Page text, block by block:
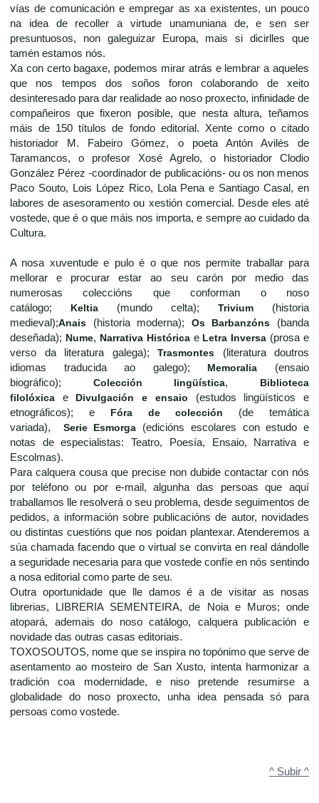
vías de comunicación e empregar as xa existentes, un pouco
na idea de recoller a virtude unamuniana de, e sen ser
presuntuosos, non galeguizar Europa, mais si dicirlles que
tamén estamos nós.
Xa con certo bagaxe, podemos mirar atrás e lembrar a aqueles
que nos tempos dos soños foron colaborando de xeito
desinteresado para dar realidade ao noso proxecto, infinidade de
compañeiros que fixeron posible, que nesta altura, teñamos
máis de 150 títulos de fondo editorial. Xente como o citado
historiador M. Fabeiro Gómez, o poeta Antón Avilés de
Taramancos, o profesor Xosé Agrelo, o historiador Clodio
González Pérez -coordinador de publicacións- ou os non menos
Paco Souto, Lois López Rico, Lola Pena e Santiago Casal, en
labores de asesoramento ou xestión comercial. Desde eles até
vostede, que é o que máis nos importa, e sempre ao cuidado da
Cultura.
A nosa xuventude e pulo é o que nos permite traballar para
mellorar e procurar estar ao seu carón por medio das
numerosas coleccións que conforman o noso
catálogo; Keltia (mundo celta); Trivium (historia
medieval);Anais (historia moderna); Os Barbanzóns (banda
deseñada); Nume, Narrativa Históricae Letra Inversa (prosa e
verso da literatura galega); Trasmontes (literatura doutros
idiomas traducida ao galego); Memoralia (ensaio
biográfico); Colección lingüística, Biblioteca
filolóxica e Divulgación e ensaio (estudos lingüísticos e
etnográficos); e Fóra de colección (de temática
variada), Serie Esmorga (edicións escolares con estudo e
notas de especialistas: Teatro, Poesía, Ensaio, Narrativa e
Escolmas).
Para calquera cousa que precise non dubide contactar con nós
por teléfono ou por e-mail, algunha das persoas que aquí
traballamos lle resolverá o seu problema, desde seguimentos de
pedidos, a información sobre publicacións de autor, novidades
ou distintas cuestións que nos poidan plantexar. Atenderemos a
súa chamada facendo que o virtual se convirta en real dándolle
a seguridade necesaria para que vostede confíe en nós sentindo
a nosa editorial como parte de seu.
Outra oportunidade que lle damos é a de visitar as nosas
librerias, LIBRERIA SEMENTEIRA, de Noia e Muros; onde
atopará, ademais do noso catálogo, calquera publicación e
novidade das outras casas editoriais.
TOXOSOUTOS, nome que se inspira no topónimo que serve de
asentamento ao mosteiro de San Xusto, intenta harmonizar a
tradición coa modernidade, e niso pretende resumirse a
globalidade do noso proxecto, unha idea pensada só para
persoas como vostede.
^ Subir ^